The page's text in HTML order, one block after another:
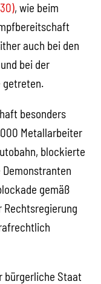
, wie beim
auch bei den
bei der
getreten.
besonders
Metallarbeiter
blockierte
gemäß
bürgerliche Staat